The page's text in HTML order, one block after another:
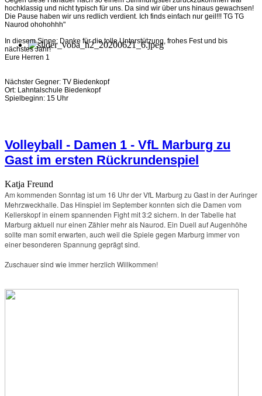
hochklassig und nicht typisch für uns. Da sind wir über uns hinaus gewachsen!
Die Pause haben wir uns redlich verdient. Ich finds einfach nur geil!!! TG TG
Naurod ohohohhh"
In diesem Sinne: Danke für die tolle Unterstützung, frohes Fest und bis
nächstes Jahr!
Eure Herren 1
Nächster Gegner: TV Biedenkopf
Ort: Lahntalschule Biedenkopf
Spielbeginn: 15 Uhr
Volleyball - Damen 1 - VfL Marburg zu
Gast im ersten Rückrundenspiel
Katja Freund
Am kommenden Sonntag ist um 16 Uhr der VfL Marburg zu Gast in der Auringer
Mehrzweckhalle. Das Hinspiel im September konnten sich die Damen vom
Kellerskopf in einem spannenden Fight mit 3:2 sichern. In der Tabelle hat
Marburg aktuell nur einen Zähler mehr als Naurod. Ein Duell auf Augenhöhe
sollte man somit erwarten, auch weil die Spiele gegen Marburg immer von
einer besonderen Spannung geprägt sind.
Zuschauer sind wie immer herzlich Willkommen!